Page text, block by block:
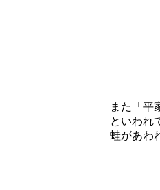
また「平
といわれ
蛙があわ